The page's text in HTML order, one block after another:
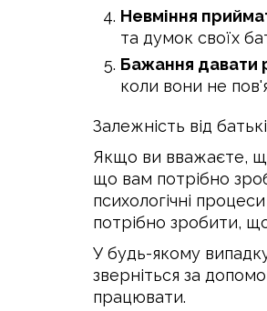
Невміння
та думок своїх
Бажання давати
коли вони не
Залежність від
Якщо ви вважаєте,
що вам потрібно
психологічні
потрібно зробити,
У будь-якому
зверніться за
працювати.